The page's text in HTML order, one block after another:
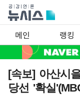
메인 랭킹
[속보] 아산시
당선 '확실